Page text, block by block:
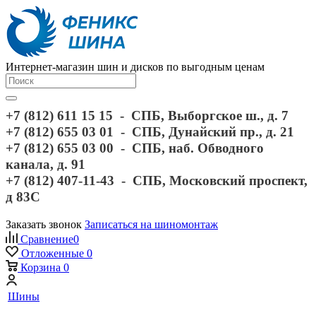
Интернет-магазин шин и дисков по выгодным ценам
+7 (812) 611 15 15 - СПБ, Выборгское ш., д. 7
+7 (812) 655 03 01 - СПБ, Дунайский пр., д. 21
+7 (812) 655 03 00 - СПБ, наб. Обводного
канала, д. 91
+7 (812) 407-11-43 - СПБ, Московский проспект,
д 83С
Заказать звонок Записаться на шиномонтаж
Сравнение0
Отложенные 0
Корзина 0
Шины